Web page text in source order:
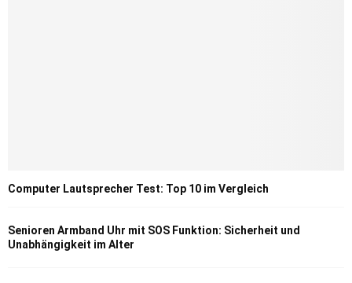
Computer Lautsprecher Test: Top 10 im Vergleich
Senioren Armband Uhr mit SOS Funktion: Sicherheit und
Unabhängigkeit im Alter